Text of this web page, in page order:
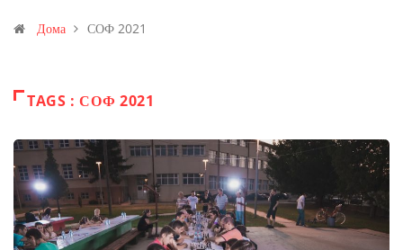
Иловица и со антимонот?
Дома СОФ 2021
TAGS : СОФ 2021